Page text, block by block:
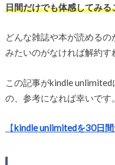
日間だけでも体感してみ
どんな雑誌や本が読める
みたいのがなければ解約す
この記事がkindle
の、参考になれば幸いです。
【kindle unlimitedを30日間